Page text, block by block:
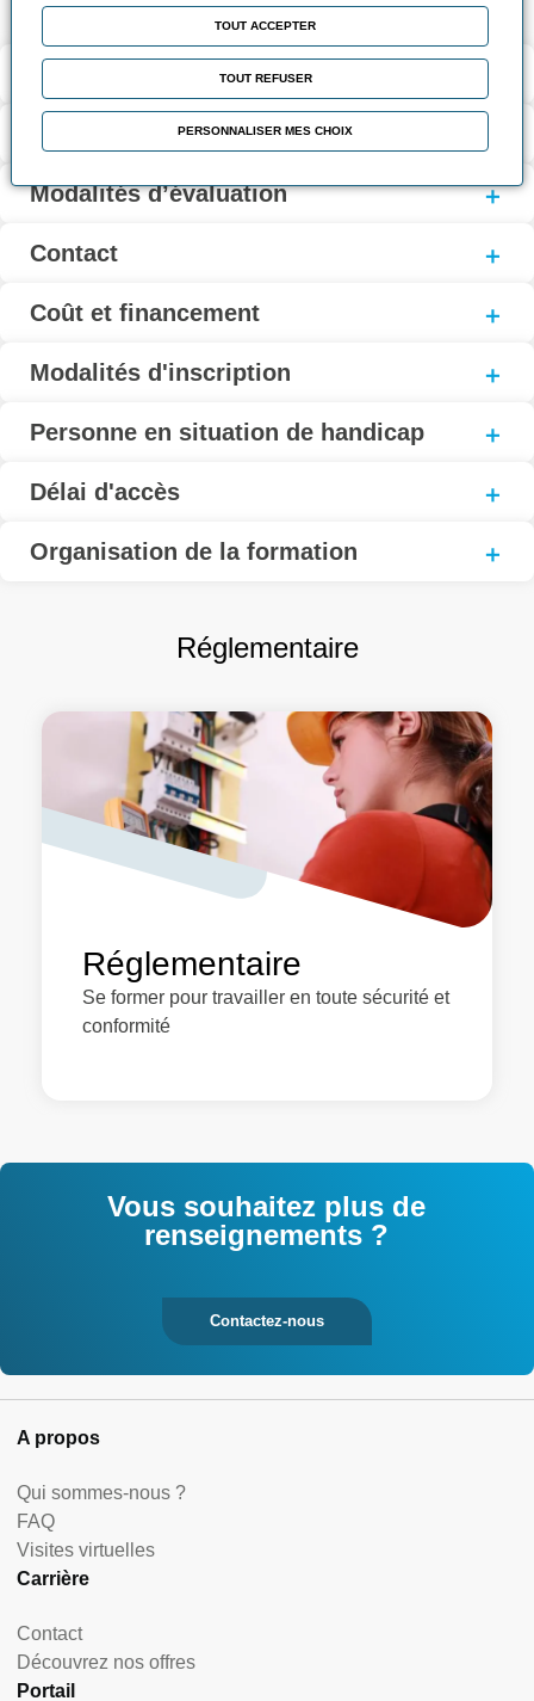
Validation et certification
Contenu de la formation
Modalités d’évaluation
Contact
Coût et financement
Modalités d'inscription
Personne en situation de handicap
Délai d'accès
Organisation de la formation
Réglementaire
Réglementaire
Se former pour travailler en toute sécurité et
conformité
Vous souhaitez plus de
renseignements ?
Contactez-nous
A propos
Qui sommes-nous ?
FAQ
Visites virtuelles
Carrière
Contact
Découvrez nos offres
Portail
TOUT ACCEPTER
TOUT REFUSER
PERSONNALISER MES CHOIX